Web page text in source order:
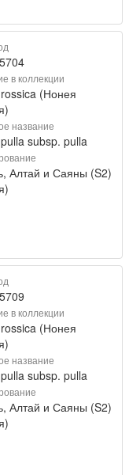
в коллекции
(Нонея
название
subsp. pulla
Алтай и Саяны (S2)
в коллекции
(Нонея
название
subsp. pulla
Алтай и Саяны (S2)